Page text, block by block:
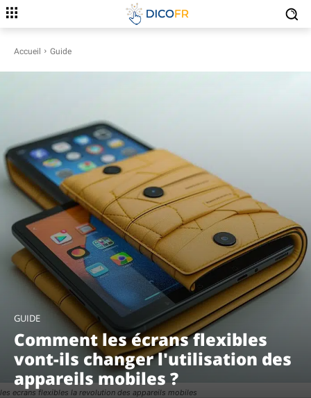
Accueil Guide
les ecrans flexibles la revolution des appareils mobiles
GUIDE
Comment les écrans flexibles
vont-ils changer l'utilisation des
appareils mobiles ?